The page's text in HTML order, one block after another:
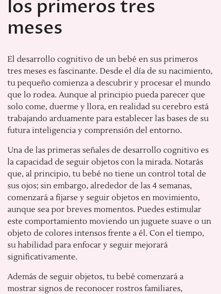
los primeros tres
meses
El desarrollo cognitivo de un bebé en sus primeros
tres meses es fascinante. Desde el día de su nacimiento,
tu pequeño comienza a descubrir y procesar el mundo
que lo rodea. Aunque al principio pueda parecer que
solo come, duerme y llora, en realidad su cerebro está
trabajando arduamente para establecer las bases de su
futura inteligencia y comprensión del entorno.
Una de las primeras señales de desarrollo cognitivo es
la capacidad de seguir objetos con la mirada. Notarás
que, al principio, tu bebé no tiene un control total de
sus ojos; sin embargo, alrededor de las 4 semanas,
comenzará a fijarse y seguir objetos en movimiento,
aunque sea por breves momentos. Puedes estimular
este comportamiento moviendo un juguete suave o un
objeto de colores intensos frente a él. Con el tiempo,
su habilidad para enfocar y seguir mejorará
significativamente.
Además de seguir objetos, tu bebé comenzará a
mostrar signos de reconocer rostros familiares,